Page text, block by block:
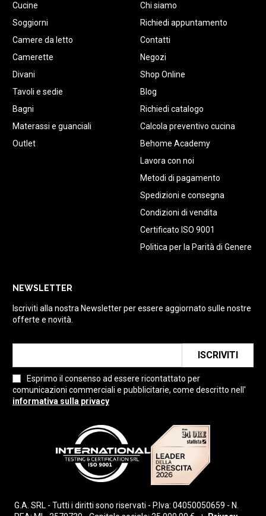
Cucine
Soggiorni
Camere da letto
Camerette
Divani
Tavoli e sedie
Bagni
Materassi e guanciali
Outlet
Chi siamo
Richiedi appuntamento
Contatti
Negozi
Shop Online
Blog
Richiedi catalogo
Calcola preventivo cucina
Behome Academy
Lavora con noi
Metodi di pagamento
Spedizioni e consegna
Condizioni di vendita
Certificato ISO 9001
Politica per la Parità di Genere
NEWSLETTER
Iscriviti alla nostra Newsletter per essere aggiornato sulle nostre
offerte e novità.
ISCRIVITI
Esprimo il consenso ad essere ricontattato per
comunicazioni commerciali e pubblicitarie, come descritto nell'
informativa sulla privacy
G.A. SRL - Tutti i diritti sono riservati - P.Iva: 04050050659 - N.